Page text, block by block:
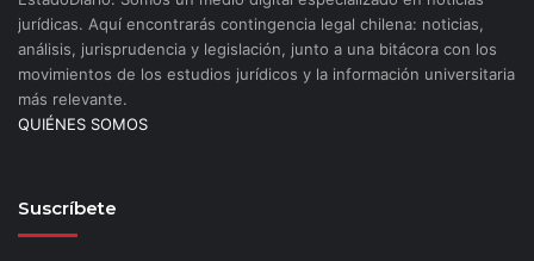
jurídicas. Aquí encontrarás contingencia legal chilena: noticias,
análisis, jurisprudencia y legislación, junto a una bitácora con los
movimientos de los estudios jurídicos y la información universitaria
más relevante.
QUIÉNES SOMOS
Suscríbete